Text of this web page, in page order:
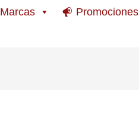
Marcas Promociones